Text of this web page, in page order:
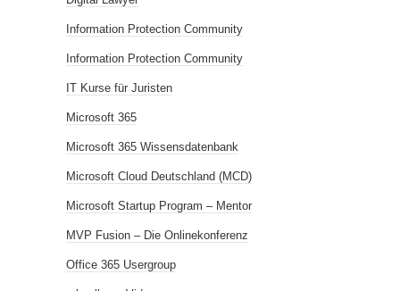
Information Protection Community
Information Protection Community
IT Kurse für Juristen
Microsoft 365
Microsoft 365 Wissensdatenbank
Microsoft Cloud Deutschland (MCD)
Microsoft Startup Program – Mentor
MVP Fusion – Die Onlinekonferenz
Office 365 Usergroup